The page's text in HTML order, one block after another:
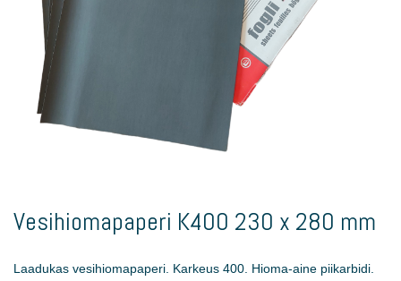
the
the
Vesihiomapaperi K400 230 x 280 mm
Laadukas vesihiomapaperi. Karkeus 400. Hioma-aine piikarbidi.